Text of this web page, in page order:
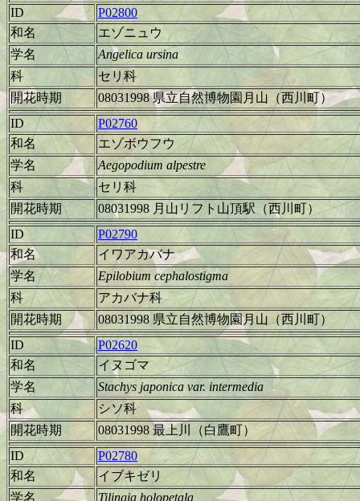
ID
P02800
和名
エゾニュウ
学名
Angelica ursina
科
セリ科
開花時期
08031998 県立自然博物園月山（西川町）
ID
P02760
和名
エゾボウフウ
学名
Aegopodium alpestre
科
セリ科
開花時期
08031998 月山リフト山頂駅（西川町）
ID
P02790
和名
イワアカバナ
学名
Epilobium cephalostigma
科
アカバナ科
開花時期
08031998 県立自然博物園月山（西川町）
ID
P02620
和名
イヌゴマ
学名
Stachys japonica var. intermedia
科
シソ科
開花時期
08031998 最上川（白鷹町）
ID
P02780
和名
イブキゼリ
学名
Tilingia holopetala